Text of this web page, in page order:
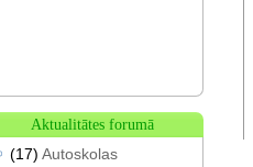
Aktualitātes forumā
(17) Autoskolas